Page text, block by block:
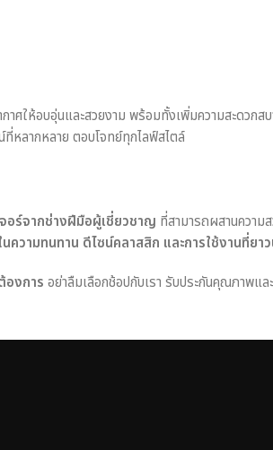
าศให้อบอุ่นและสวยงาม พร้อมทั้งเพิ่มความสะดว
หลากหลาย ตอบโจทย์ทุกไลฟ์สไตล์
อร์จากช่างฝีมือผู้เชี่ยวชาญ ที่สามารถผสานความ
นความทนทาน ดีไซน์คลาสสิก และการใช้งานที่ยา
องการ อย่าลืมเลือกช้อปกับเรา รับประกันคุณภาพแ